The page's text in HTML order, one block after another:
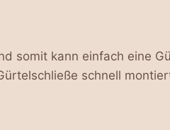
somit kann einfach eine
schnell